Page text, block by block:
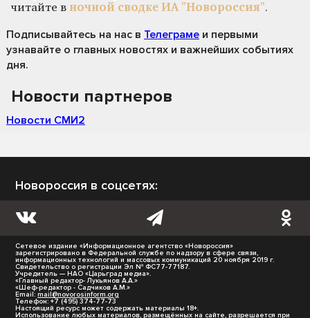
читайте в ночной сводке ИА "Новороссия".
Подписывайтесь на нас в Телеграме и первыми
узнавайте о главных новостях и важнейших событиях
дня.
Новости партнеров
Новости СМИ2
Новороссия в соцсетях:
Сетевое издание «Информационное агентство «Новороссия»
зарегистрировано в Федеральной службе по надзору в сфере связи,
информационных технологий и массовых коммуникаций 20 ноября 2019 г.
Свидетельство о регистрации Эл № ФС77-77187.
Учредитель — НАО «Царьград медиа».
«Главный редактор- Лукьянов А.А.»
«Шеф-редактор - Садчиков А.М.»
Email: mail@novorosinform.org
Телефон: +7 (495) 374-77-73
Настоящий ресурс может содержать материалы 18+.
Использование любых материалов, размещённых на сайте, разрешается при